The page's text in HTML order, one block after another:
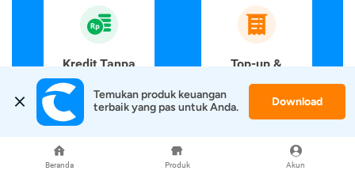
Beranda Produk Akun
Kredit Tanpa
Agunan
Lihat Detail
Top-up &
Tagihan
Lihat Detail
Temukan produk keuangan
terbaik yang pas untuk Anda.
Download